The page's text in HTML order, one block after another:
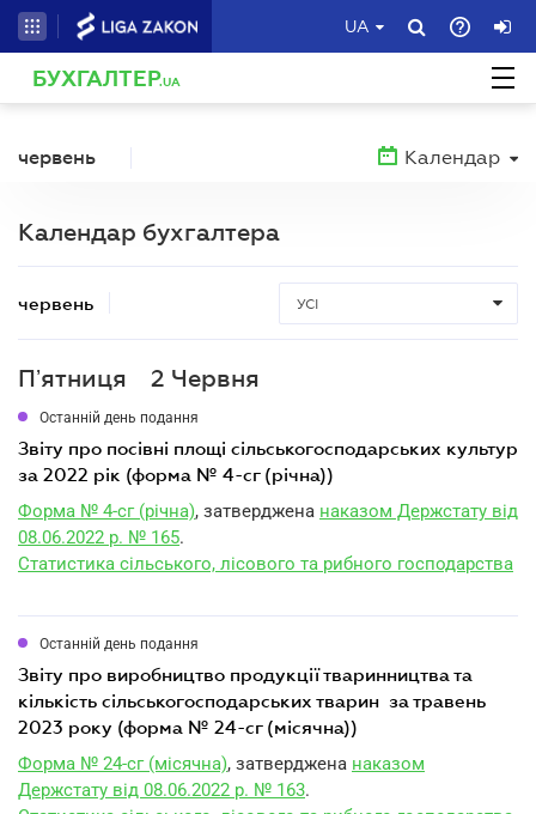
UA
БУХГАЛТЕР.UA
червень Календар
Календар бухгалтера
червень УСІ
Пʼятниця 2 Червня
Останній день подання
звіту про посівні площі сільськогосподарських культур
за 2022 рік (форма № 4-сг (річна))
Форма № 4-сг (річна), затверджена наказом Держстату від
08.06.2022 р. № 165.
Статистика сільського, лісового та рибного господарства
Останній день подання
звіту про виробництво продукції тваринництва та
кількість сільськогосподарських тварин за травень
2023 року (форма № 24-сг (місячна))
Форма № 24-сг (місячна), затверджена наказом
Держстату від 08.06.2022 р. № 163.